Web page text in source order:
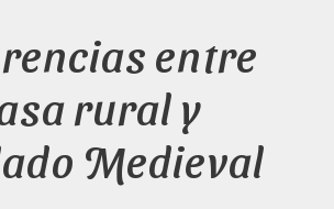
entre
rural y
Medieval